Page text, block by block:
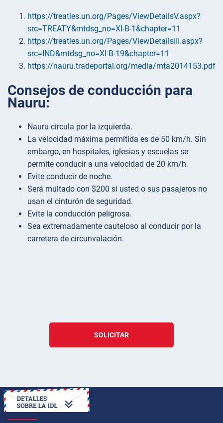
https://treaties.un.org/Pages/ViewDetailsV.aspx?
src=TREATY&mtdsg_no=XI-B-1&chapter=11
https://treaties.un.org/Pages/ViewDetailsIII.aspx?
src=IND&mtdsg_no=XI-B-19&chapter=11
https://nauru.tradeportal.org/media/mta2014153.pdf
Consejos de conducción para
Nauru:
Nauru circula por la izquierda.
La velocidad máxima permitida es de 50 km/h. Sin
embargo, en hospitales, iglesias y escuelas se
permite conducir a una velocidad de 20 km/h.
Evite conducir de noche.
Será multado con $200 si usted o sus pasajeros no
usan el cinturón de seguridad.
Evite la conducción peligrosa.
Sea extremadamente cauteloso al conducir por la
carretera de circunvalación.
SOLICITAR
CÓMO OBTENER